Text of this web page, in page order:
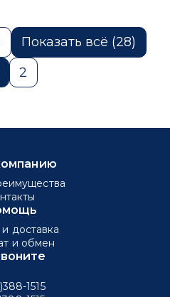
2
Показать всё (28)
1515
доставка
и обмен